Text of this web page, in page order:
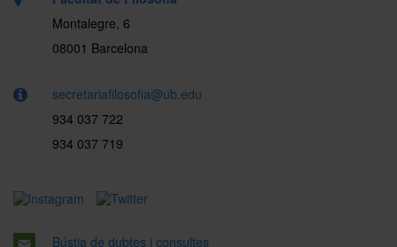
Montalegre, 6
08001 Barcelona
secretariafilosofia@ub.edu
934 037 722
934 037 719
Bústia de dubtes i consultes